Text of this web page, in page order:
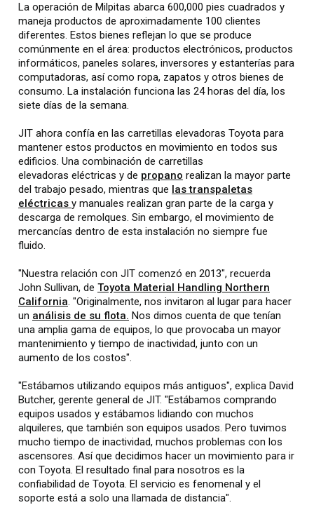
La operación de Milpitas abarca 600,000 pies cuadrados y
maneja productos de aproximadamente 100 clientes
diferentes. Estos bienes reflejan lo que se produce
comúnmente en el área: productos electrónicos, productos
informáticos, paneles solares, inversores y estanterías para
computadoras, así como ropa, zapatos y otros bienes de
consumo. La instalación funciona las 24 horas del día, los
siete días de la semana.
JIT ahora confía en las carretillas elevadoras Toyota para
mantener estos productos en movimiento en todos sus
edificios. Una combinación de carretillas
elevadoras eléctricas y de propano realizan la mayor parte
del trabajo pesado, mientras que las transpaletas
eléctricas y manuales realizan gran parte de la carga y
descarga de remolques. Sin embargo, el movimiento de
mercancías dentro de esta instalación no siempre fue
fluido.
"Nuestra relación con JIT comenzó en 2013", recuerda
John Sullivan, de Toyota Material Handling Northern
California. "Originalmente, nos invitaron al lugar para hacer
un análisis de su flota. Nos dimos cuenta de que tenían
una amplia gama de equipos, lo que provocaba un mayor
mantenimiento y tiempo de inactividad, junto con un
aumento de los costos".
"Estábamos utilizando equipos más antiguos", explica David
Butcher, gerente general de JIT. "Estábamos comprando
equipos usados y estábamos lidiando con muchos
alquileres, que también son equipos usados. Pero tuvimos
mucho tiempo de inactividad, muchos problemas con los
ascensores. Así que decidimos hacer un movimiento para ir
con Toyota. El resultado final para nosotros es la
confiabilidad de Toyota. El servicio es fenomenal y el
soporte está a solo una llamada de distancia".